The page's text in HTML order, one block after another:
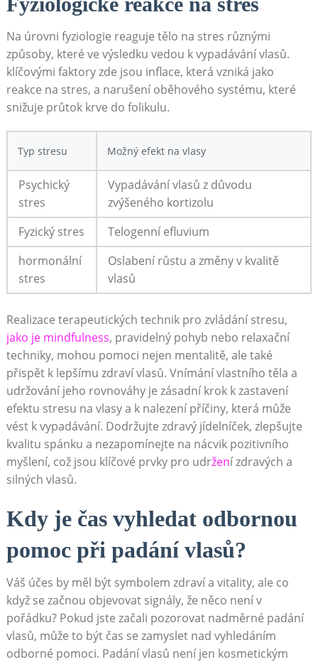
Na úrovni fyziologie reaguje tělo na‍ stres různými
způsoby, které ve výsledku vedou k ⁢vypadávání vlasů.
klíčovými faktory zde jsou inflace, ‌která vzniká jako
reakce na stres, a narušení oběhového systému, které‌
snižuje ⁣průtok ⁤krve do folikulu.
Typ stresu Možný efekt na vlasy
Psychický
stres
Vypadávání vlasů z důvodu
zvýšeného kortizolu
Fyzický stres
Telogenní ⁣efluvium
hormonální
stres
Oslabení růstu a ​změny v kvalitě⁤
vlasů
Realizace terapeutických technik pro ⁣zvládání stresu,
jako ​je mindfulness, pravidelný pohyb nebo relaxační
techniky, mohou​ pomoci nejen mentalitě, ale také
přispět k lepšímu zdraví vlasů. Vnímání vlastního těla a
udržování jeho rovnováhy je zásadní​ krok k zastavení⁣
efektu stresu na vlasy a k ⁤nalezení příčiny, která může
vést k vypadávání. Dodržujte zdravý jídelníček, zlepšujte
kvalitu spánku a nezapomínejte na ‍nácvik pozitivního
myšlení, což jsou ⁢klíčové prvky⁤ pro udržení zdravých a
silných vlasů.
Kdy je čas⁤ vyhledat odbornou
pomoc při padání vlasů?
Váš účes by měl být symbolem zdraví a vitality, ale co
když se začnou objevovat ⁣signály, že něco není v
pořádku? Pokud jste začali pozorovat nadměrné padání
⁣vlasů, může to být‌ čas se zamyslet nad vyhledáním
odborné pomoci. Padání vlasů⁤ není jen kosmetickým